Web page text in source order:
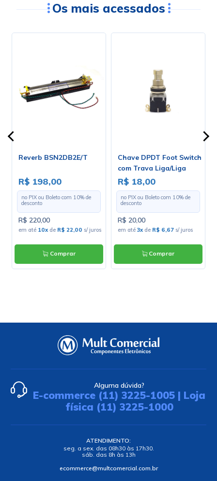
Os mais acessados
Reverb BSN2DB2E/T
R$ 198,00
no PIX ou Boleto com 10% de
desconto
R$ 220,00
em até 10xde R$ 22,00 s/ juros
Comprar
Chave DPDT Foot Switch
com Trava Liga/Liga
para Solda Fio - PBS-24-
202
R$ 18,00
no PIX ou Boleto com 10% de
desconto
R$ 20,00
em até 3xde R$ 6,67s/ juros
Comprar
Alguma dúvida?
E-commerce (11) 3225-1005 | Loja
física (11) 3225-1000
ATENDIMENTO:
seg. a sex. das 08h30 às 17h30.
sáb. das 8h às 13h
ecommerce@multcomercial.com.br